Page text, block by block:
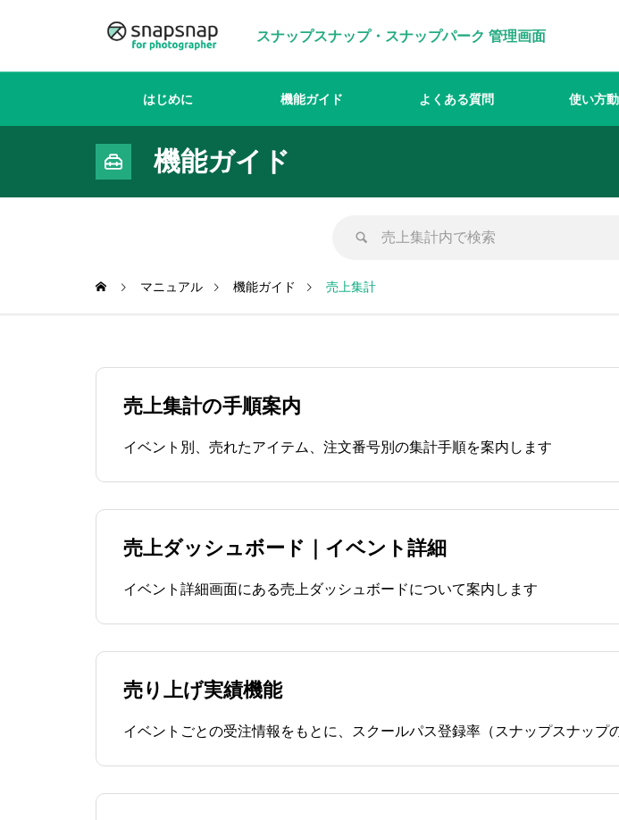
スナップスナップ・スナップパーク 管理画面
はじめに 機能ガイド よくある質問 使い方
機能ガイド
マニュアル 機能ガイド 売上集計
売上集計の手順案内
イベント別、売れたアイテム、注文番号別の集計手順を案内します
売上ダッシュボード｜イベント詳細
イベント詳細画面にある売上ダッシュボードについて案内します
売り上げ実績機能
イベントごとの受注情報をもとに、スクールパス登録率（スナップスナッ